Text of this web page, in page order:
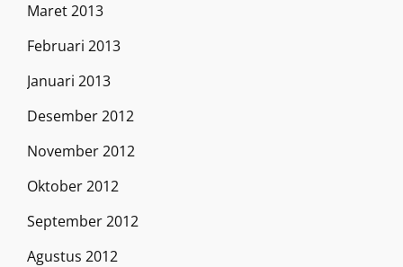
Maret 2013
Februari 2013
Januari 2013
Desember 2012
November 2012
Oktober 2012
September 2012
Agustus 2012